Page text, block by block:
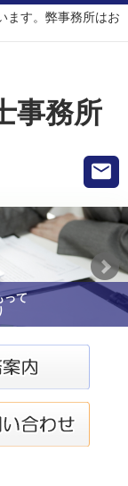
ます。弊事務所はお
事務所
って